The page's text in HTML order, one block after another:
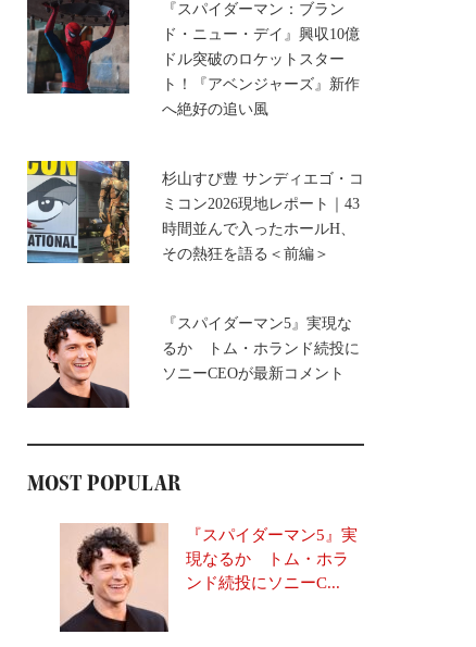
『スパイダーマン：ブラン
ド・ニュー・デイ』興収10億
ドル突破のロケットスター
ト！『アベンジャーズ』新作
へ絶好の追い風
杉山すぴ豊 サンディエゴ・コ
ミコン2026現地レポート｜43
時間並んで入ったホールH、
その熱狂を語る＜前編＞
『スパイダーマン5』実現な
るか トム・ホランド続投に
ソニーCEOが最新コメント
MOST POPULAR
『スパイダーマン5』実
現なるか トム・ホラ
ンド続投にソニーC...